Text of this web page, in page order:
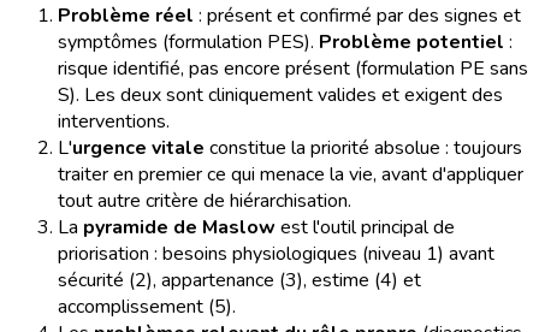
Problème réel : présent et confirmé par des signes et
symptômes (formulation PES). Problème potentiel :
risque identifié, pas encore présent (formulation PE sans
S). Les deux sont cliniquement valides et exigent des
interventions.
L'urgence vitale constitue la priorité absolue : toujours
traiter en premier ce qui menace la vie, avant d'appliquer
tout autre critère de hiérarchisation.
La pyramide de Maslow est l'outil principal de
priorisation : besoins physiologiques (niveau 1) avant
sécurité (2), appartenance (3), estime (4) et
accomplissement (5).